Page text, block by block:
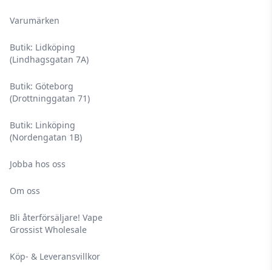
Varumärken
Butik: Lidköping
(Lindhagsgatan 7A)
Butik: Göteborg
(Drottninggatan 71)
Butik: Linköping
(Nordengatan 1B)
Jobba hos oss
Om oss
Bli återförsäljare! Vape
Grossist Wholesale
Köp- & Leveransvillkor